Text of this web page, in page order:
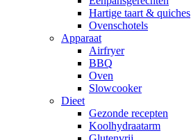
Hartige taart & quiches
Ovenschotels
Apparaat
Airfryer
BBQ
Oven
Slowcooker
Dieet
Gezonde recepten
Koolhydraatarm